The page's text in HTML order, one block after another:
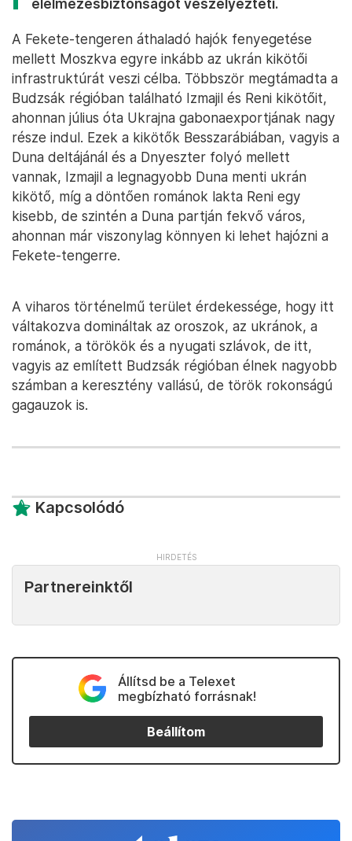
élelmezésbiztonságot veszélyezteti.
A Fekete-tengeren áthaladó hajók fenyegetése
mellett Moszkva egyre inkább az ukrán kikötői
infrastruktúrát veszi célba. Többször megtámadta a
Budzsák régióban található Izmajil és Reni kikötőit,
ahonnan július óta Ukrajna gabonaexportjának nagy
része indul. Ezek a kikötők Besszarábiában, vagyis a
Duna deltájánál és a Dnyeszter folyó mellett
vannak, Izmajil a legnagyobb Duna menti ukrán
kikötő, míg a döntően románok lakta Reni egy
kisebb, de szintén a Duna partján fekvő város,
ahonnan már viszonylag könnyen ki lehet hajózni a
Fekete-tengerre.
A viharos történelmű terület érdekessége, hogy itt
váltakozva domináltak az oroszok, az ukránok, a
románok, a törökök és a nyugati szlávok, de itt,
vagyis az említett Budzsák régióban élnek nagyobb
számban a keresztény vallású, de török rokonságú
gagauzok is.
Kapcsolódó
Partnereinktől
Állítsd be a Telexet
megbízható forrásnak!
Beállítom